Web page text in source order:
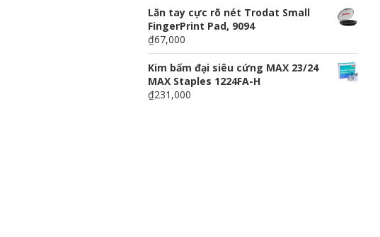
Lăn tay cực rõ nét Trodat Small
FingerPrint Pad, 9094
₫67,000
Kim bấm đại siêu cứng MAX 23/24
MAX Staples 1224FA-H
₫231,000